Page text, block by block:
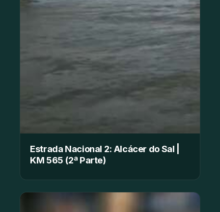
Estrada Nacional 2: Alcácer do Sal |
KM 565 (2ª Parte)